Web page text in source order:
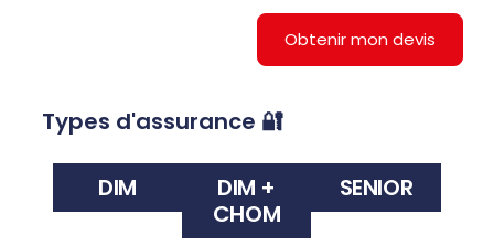
Types d'assurance 🔐
DIM
DIM +
CHOM
SENIOR
Obtenir mon devis